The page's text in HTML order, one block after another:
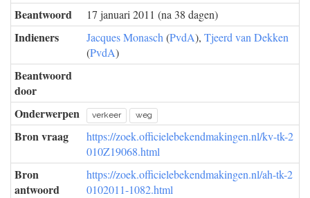
Beantwoord 17 januari 2011 (na 38 dagen)
Indieners Jacques Monasch (PvdA), Tjeerd van Dekken
(PvdA)
Beantwoord
door
Onderwerpen
verkeer weg
Bron vraag
https://zoek.officielebekendmakingen.nl/kv-tk-2
010Z19068.html
Bron
antwoord
https://zoek.officielebekendmakingen.nl/ah-tk-2
0102011-1082.html